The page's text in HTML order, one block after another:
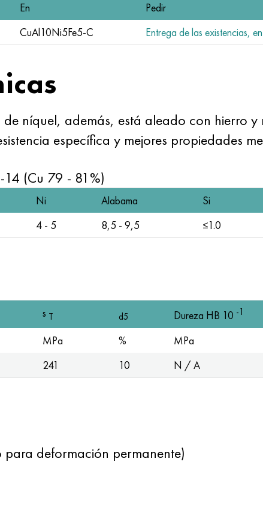
En
Pedir
CuAl10Ni5Fe5-C Entrega de las existencias,
níquel, además, está aleado con hierro y
específica y mejores propiedades
(Cu 79 - 81%)
Ni Alabama Si
4 - 5 8,5 - 9,5 ≤1.0
s T d5 Dureza HB 10 -1
MPa %
MPa
241 10 N / A
deformación permanente)